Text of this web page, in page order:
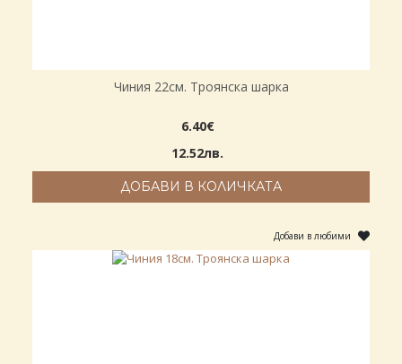
Чиния 22см. Троянска шарка
6.40€
12.52лв.
ДОБАВИ В КОЛИЧКАТА
Добави в любими